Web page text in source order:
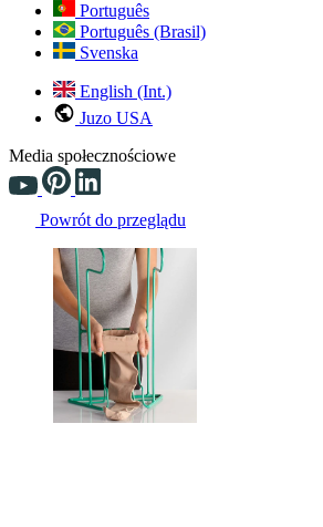
Português
Português (Brasil)
Svenska
English (Int.)
Juzo USA
Media społecznościowe
Powrót do przeglądu